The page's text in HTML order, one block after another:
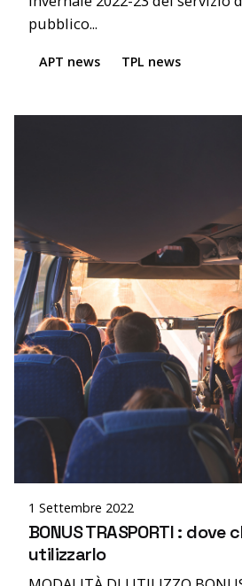
pubblico...
APT news TPL news
Posted by
editor
1 Settembre 2022
BONUS TRASPORTI :
utilizzarlo